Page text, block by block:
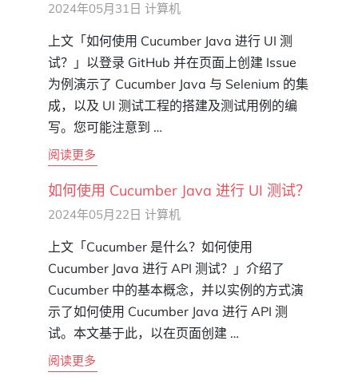
2024年05月31日 计算机
上文「如何使用 Cucumber Java 进行 UI 测
试？」以登录 GitHub 并在页面上创建 Issue
为例演示了 Cucumber Java 与 Selenium 的集
成，以及 UI 测试工程的搭建及测试用例的编
写。您可能注意到 …
阅读更多
如何使用 Cucumber Java 进行 UI 测试？
2024年05月22日 计算机
上文「Cucumber 是什么？如何使用
Cucumber Java 进行 API 测试？」介绍了
Cucumber 中的基本概念，并以实例的方式演
示了如何使用 Cucumber Java 进行 API 测
试。本文基于此，以在页面创建 …
阅读更多